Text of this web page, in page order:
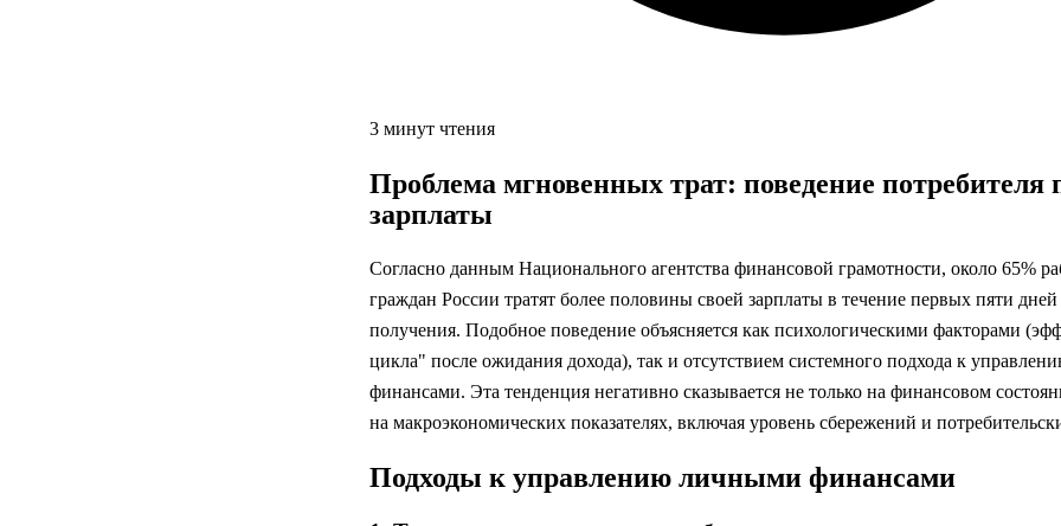
3 минут чтения
Проблема мгновенных трат: поведение потребителя
зарплаты
Согласно данным Национального агентства финансовой грамотности, около 65%
граждан России тратят более половины своей зарплаты в течение первых пяти дней
получения. Подобное поведение объясняется как психологическими факторами
цикла" после ожидания дохода), так и отсутствием системного подхода к
финансами. Эта тенденция негативно сказывается не только на финансовом
на макроэкономических показателях, включая уровень сбережений и
Подходы к управлению личными финансами